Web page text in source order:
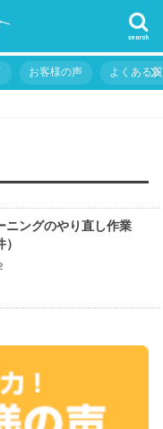
search
お客様の声 よくある
ニングのやり直し作業